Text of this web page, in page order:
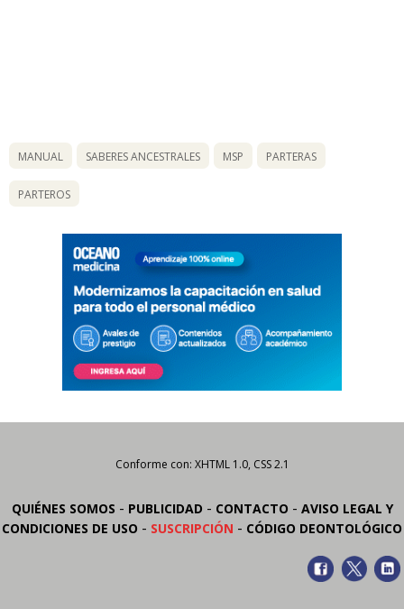
MANUAL SABERES ANCESTRALES MSP PARTERAS
PARTEROS
Conforme con: XHTML 1.0, CSS 2.1
QUIÉNES SOMOS - PUBLICIDAD - CONTACTO - AVISO LEGAL Y
CONDICIONES DE USO - SUSCRIPCIÓN - CÓDIGO DEONTOLÓGICO